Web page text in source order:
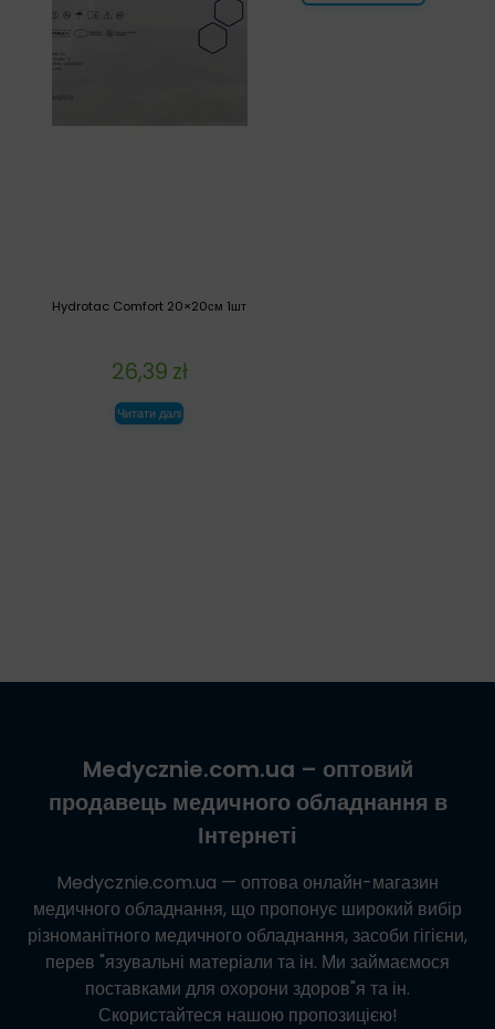
Hydrotac Comfort 20×20см 1шт
26,39 zł
Читати далі
Medycznie.com.ua – оптовий
продавець медичного обладнання в
Інтернеті
Medycznie.com.ua — оптова онлайн-магазин
медичного обладнання, що пропонує широкий вибір
різноманітного медичного обладнання, засоби гігієни,
перев "язувальні матеріали та ін. Ми займаємося
поставками для охорони здоров"я та ін.
Скористайтеся нашою пропозицією!